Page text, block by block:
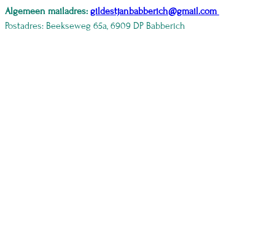
Algemeen mailadres: gildestjanbabberich@gmail.com
Postadres: Beekseweg 65a, 6909 DP Babberich